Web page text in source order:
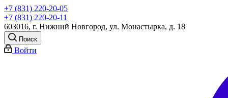
+7 (831) 220-20-05
+7 (831) 220-20-11
603016, г. Нижний Новгород, ул. Монастырка, д. 18
Поиск
Войти